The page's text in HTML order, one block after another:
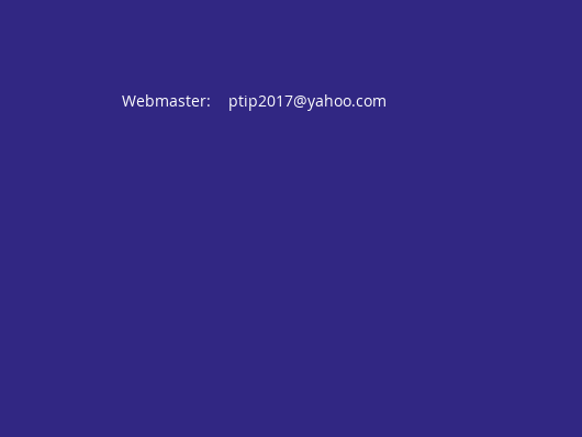
Webmaster: ptip2017@yahoo.com